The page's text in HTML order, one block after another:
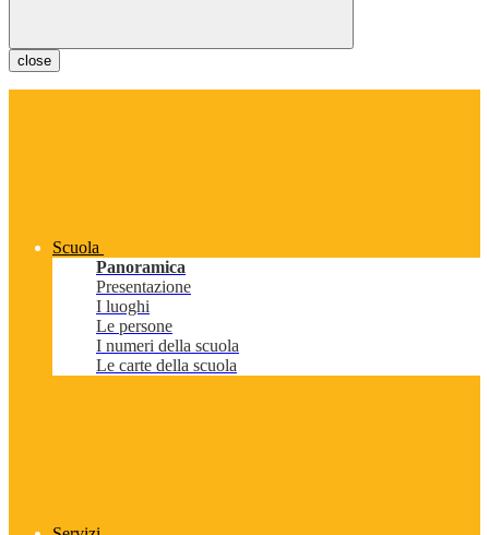
close
Scuola
Panoramica
Presentazione
I luoghi
Le persone
I numeri della scuola
Le carte della scuola